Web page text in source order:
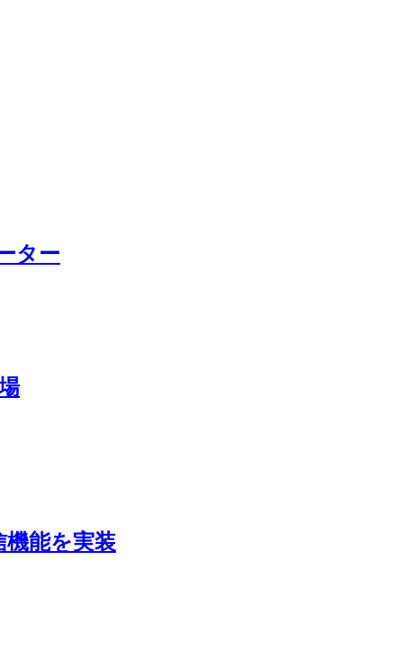
ター
能を実装